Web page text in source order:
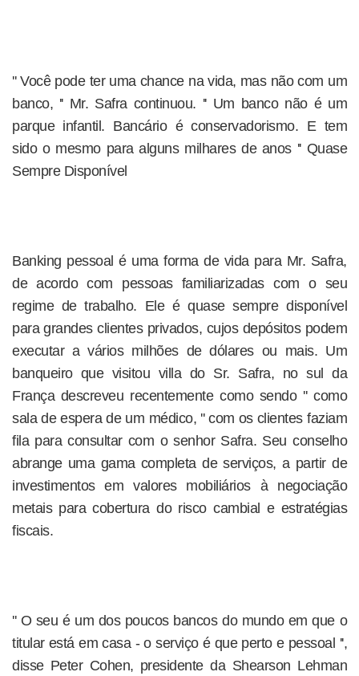
'' Você pode ter uma chance na vida, mas não com um
banco, '' Mr. Safra continuou. '' Um banco não é um
parque infantil. Bancário é conservadorismo. E tem
sido o mesmo para alguns milhares de anos '' Quase
Sempre Disponível
Banking pessoal é uma forma de vida para Mr. Safra,
de acordo com pessoas familiarizadas com o seu
regime de trabalho. Ele é quase sempre disponível
para grandes clientes privados, cujos depósitos podem
executar a vários milhões de dólares ou mais. Um
banqueiro que visitou villa do Sr. Safra, no sul da
França descreveu recentemente como sendo '' como
sala de espera de um médico, '' com os clientes faziam
fila para consultar com o senhor Safra. Seu conselho
abrange uma gama completa de serviços, a partir de
investimentos em valores mobiliários à negociação
metais para cobertura do risco cambial e estratégias
fiscais.
'' O seu é um dos poucos bancos do mundo em que o
titular está em casa - o serviço é que perto e pessoal '',
disse Peter Cohen, presidente da Shearson Lehman